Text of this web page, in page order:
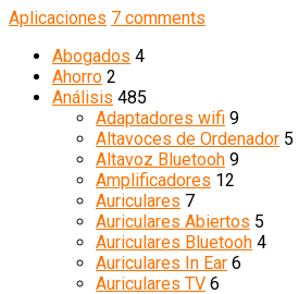
Aplicaciones 7 comments
Abogados 4
Ahorro 2
Análisis 485
Adaptadores wifi 9
Altavoces de Ordenador 5
Altavoz Bluetooh 9
Amplificadores 12
Auriculares 7
Auriculares Abiertos 5
Auriculares Bluetooh 4
Auriculares In Ear 6
Auriculares TV 6